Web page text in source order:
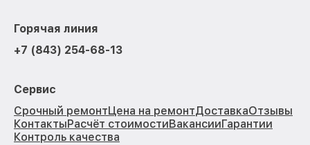
Горячая линия
+7 (843) 254-68-13
Сервис
Срочный ремонтЦена на ремонтДоставкаОтзывы
КонтактыРасчёт стоимостиВакансииГарантии
Контроль качества